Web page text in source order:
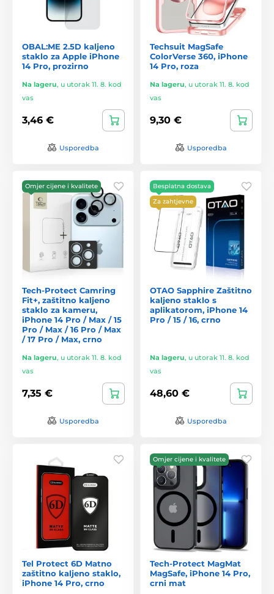
OBAL:ME 2.5D kaljeno
staklo za Apple iPhone
14 Pro, prozirno
Na lageru, u utorak 11. 8. kod
vas
3,46 €
Usporedba
Techsuit MagSafe
ColorVerse 360, iPhone
14 Pro, roza
Na lageru, u utorak 11. 8. kod
vas
9,30 €
Usporedba
Omjer cijene i kvalitete
Tech-Protect Camring
Fit+, zaštitno kaljeno
staklo za kameru,
iPhone 14 Pro / Max / 15
Pro / Max / 16 Pro / Max
/ 17 Pro / Max, crno
Na lageru, u utorak 11. 8. kod
vas
7,35 €
Usporedba
Besplatna dostava
Za zahtjevne
OTAO Sapphire Zaštitno
kaljeno staklo s
aplikatorom, iPhone 14
Pro / 15 / 16, crno
Na lageru, u utorak 11. 8. kod
vas
48,60 €
Usporedba
Tel Protect 6D Matno
zaštitno kaljeno staklo,
iPhone 14 Pro, crno
Omjer cijene i kvalitete
Tech-Protect MagMat
MagSafe, iPhone 14 Pro,
crni mat